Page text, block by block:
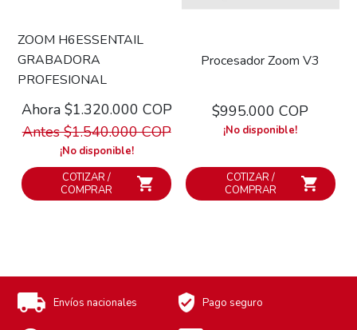
ZOOM H6ESSENTAIL
GRABADORA
PROFESIONAL
Ahora $1.320.000 COP
Antes $1.540.000 COP
¡No disponible!
COTIZAR /
COMPRAR
Procesador Zoom V3
$995.000 COP
¡No disponible!
COTIZAR /
COMPRAR
Envíos nacionales Pago seguro